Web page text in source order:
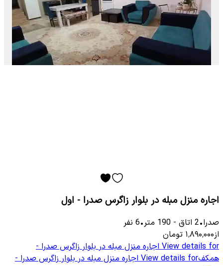
اجاره منزل مبله در بلوار زاگرس صدرا - اول
صدرا•
2 اتاق -
190 متر•
6 نفر
از۱٬۸۹۰٬۰۰۰ تومان
View details for اجاره منزل مبله در بلوار زاگرس صدرا -
همکفView details for اجاره منزل مبله در بلوار زاگرس صدرا -